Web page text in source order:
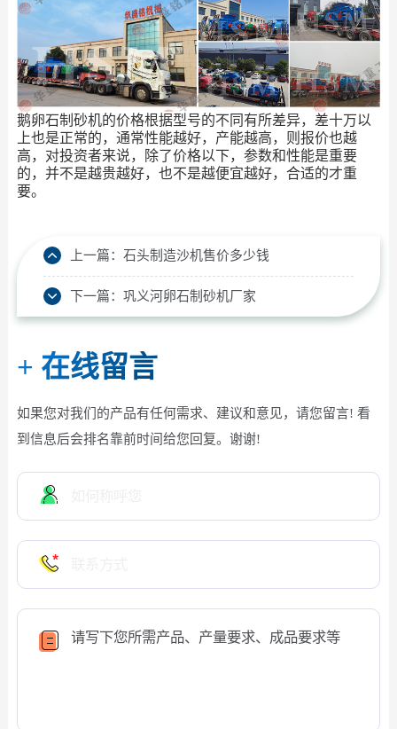
鹅卵石制砂机的价格根据型号的不同有所差异，差十万以
上也是正常的，通常性能越好，产能越高，则报价也越
高，对投资者来说，除了价格以下，参数和性能是重要
的，并不是越贵越好，也不是越便宜越好，合适的才重
要。
上一篇： 石头制造沙机售价多少钱
下一篇： 巩义河卵石制砂机厂家
+ 在线留言
如果您对我们的产品有任何需求、建议和意见，请您留言! 看
到信息后会排名靠前时间给您回复。谢谢!